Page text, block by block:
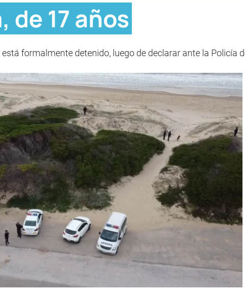
de 17 años
está formalmente detenido, luego de declarar ante la Policía